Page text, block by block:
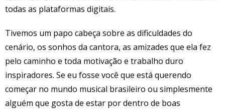
todas as plataformas digitais.
Tivemos um papo cabeça sobre as dificuldades do
cenário, os sonhos da cantora, as amizades que ela fez
pelo caminho e toda motivação e trabalho duro
inspiradores. Se eu fosse você que está querendo
começar no mundo musical brasileiro ou simplesmente
alguém que gosta de estar por dentro de boas